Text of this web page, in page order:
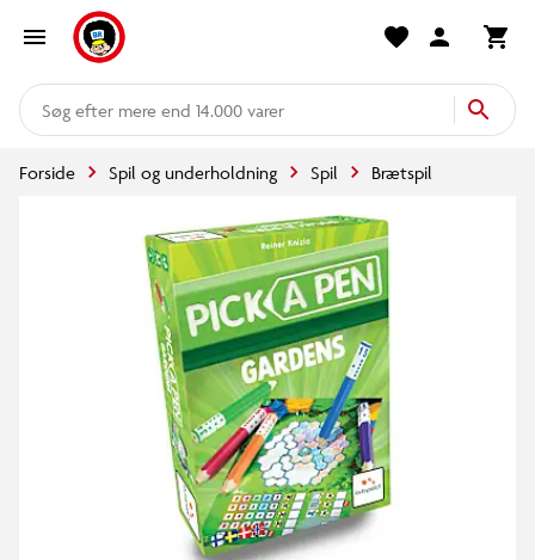
mere end 14.000 varer
Forside Spil og underholdning Spil Brætspil